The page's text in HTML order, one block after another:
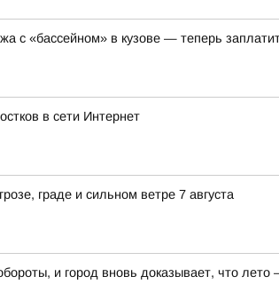
с «бассейном» в кузове — теперь
в сети Интернет
граде и сильном ветре 7 августа
и город вновь доказывает, что лето